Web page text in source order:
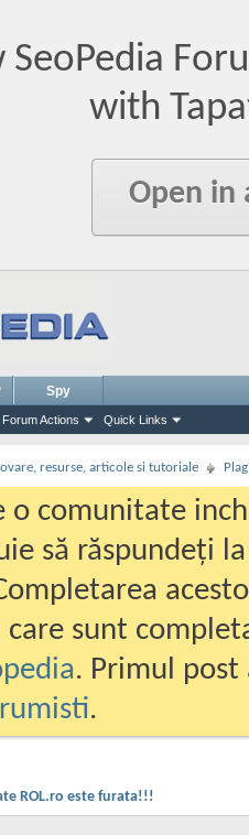
SeoPedia
with
Open in
Forum Actions Quick Links
Spy
resurse, articole si tutoriale
o comunitate
să răspundeți
care sunt
. Primul
.
ROL.ro este furata!!!